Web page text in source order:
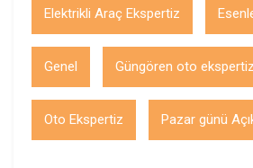
Elektrikli Araç Ekspertiz
Genel Güngören oto ekspertiz
Oto Ekspertiz Pazar günü